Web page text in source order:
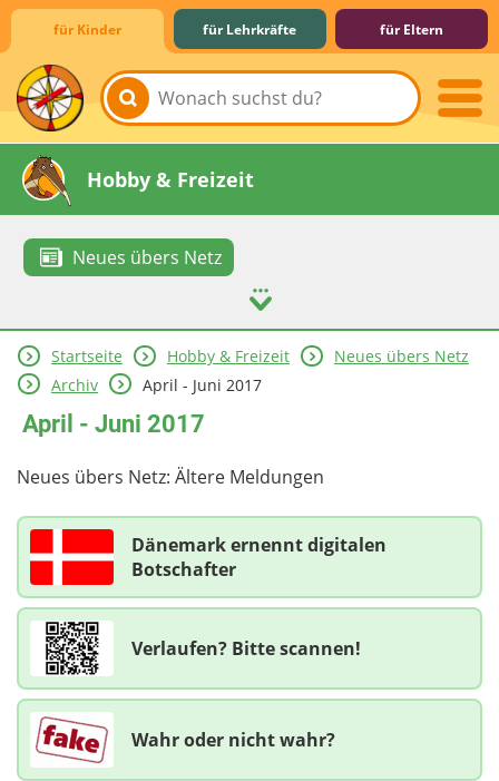
für Kinder für Lehrkräfte für Eltern
Lernen & Schule
Hobby & Freizeit
Neues übers Netz
Spiel & Spaß
Mitreden & Mitmachen
Startseite Hobby & Freizeit
Neues übers Netz
Archiv
April - Juni 2017
April - Juni 2017
Neues übers Netz: Ältere Meldungen
Dänemark ernennt digitalen
Botschafter
Verlaufen? Bitte scannen!
Wahr oder nicht wahr?